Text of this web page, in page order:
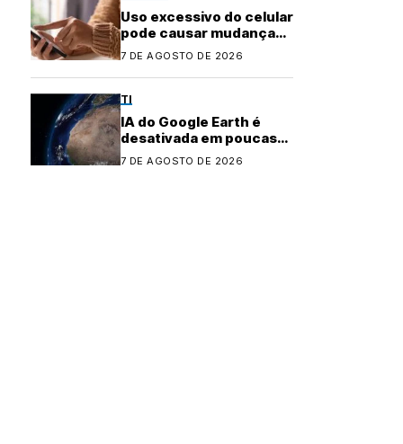
Uso excessivo do celular
pode causar mudanças
físicas no corpo
7 DE AGOSTO DE 2026
TI
IA do Google Earth é
desativada em poucas
horas após controvérsia
7 DE AGOSTO DE 2026